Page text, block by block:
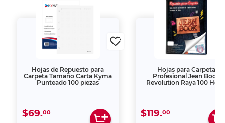
Hojas de Repuesto para
Carpeta Tamaño Carta Kyma
Punteado 100 piezas
$69.00
Hojas para Carpeta
Profesional Jean Book
Revolution Raya 100
$119.00